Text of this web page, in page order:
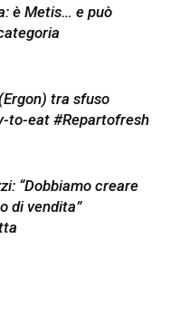
è Metis… e può
tra sfuso
to-eat #Repartofresh
“Dobbiamo creare
di vendita”